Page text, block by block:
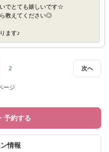
でとても嬉しいです☆
教えてください◎
ます♪
次へ
2
ージ
予約する
情報